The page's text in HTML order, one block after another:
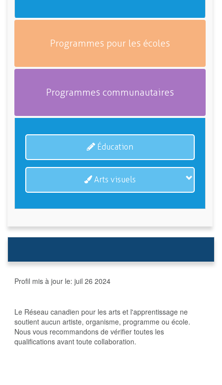
Programmes pour les écoles
Programmes communautaires
Éducation
Arts visuels
Profil mis à jour le: juil 26 2024
Le Réseau canadien pour les arts et l'apprentissage ne
soutient aucun artiste, organisme, programme ou école.
Nous vous recommandons de vérifier toutes les
qualifications avant toute collaboration.